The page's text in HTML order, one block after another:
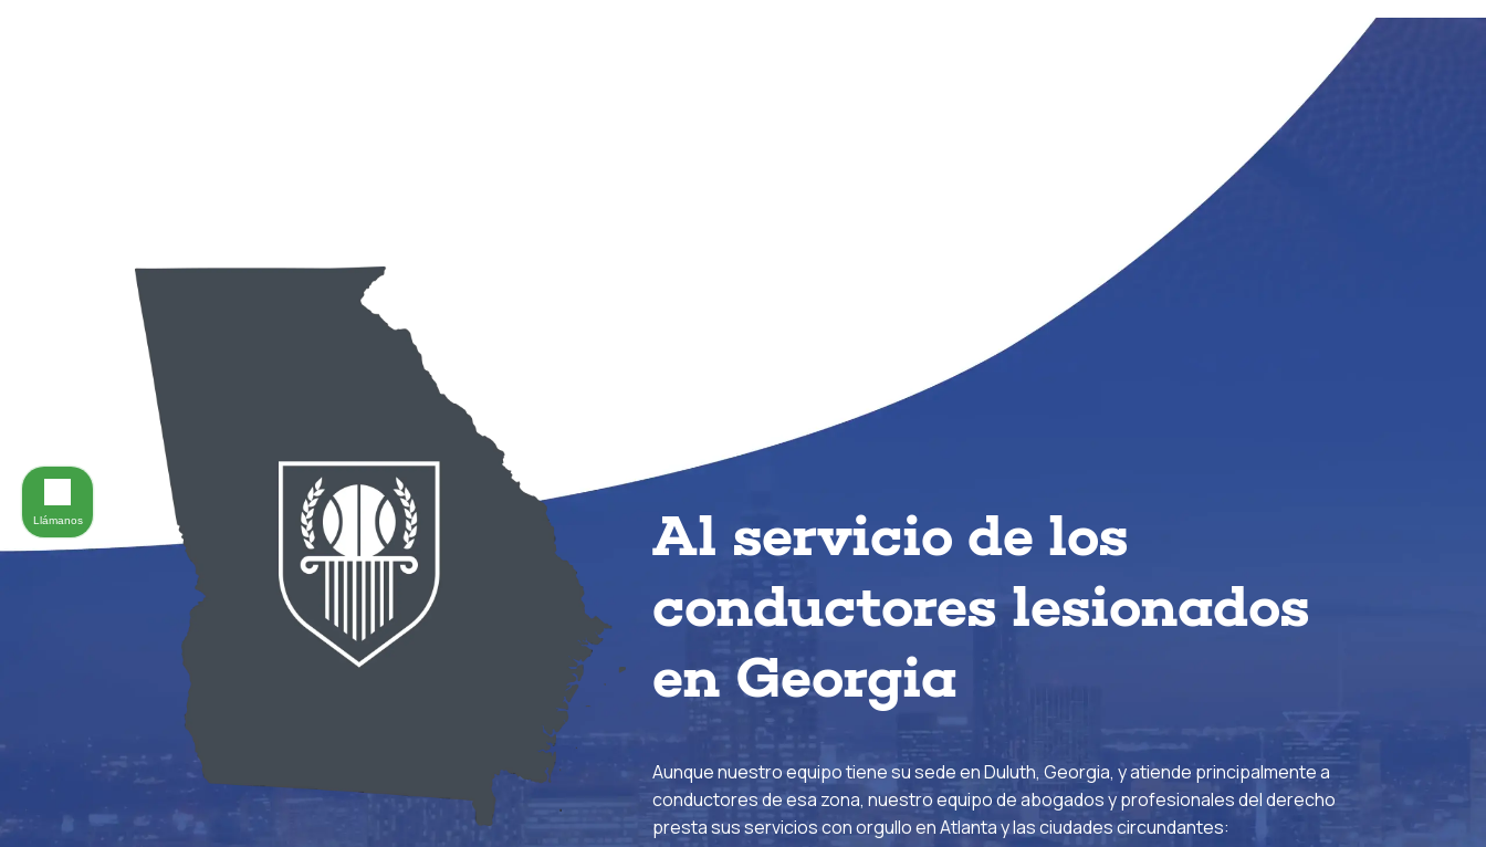
Al servicio de los
conductores lesionados
en Georgia
Aunque nuestro equipo tiene su sede en Duluth, Georgia, y atiende principalmente a
conductores de esa zona, nuestro equipo de abogados y profesionales del derecho
presta sus servicios con orgullo en Atlanta y las ciudades circundantes:
Llámanos